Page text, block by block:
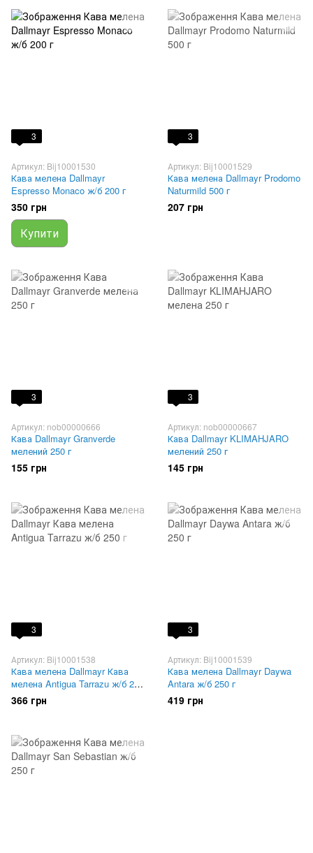
3
Артикул: Bij10001530
Кава мелена Dallmayr
Espresso Monaco ж/б 200 г
350 грн
Купити
3
Артикул: Bij10001529
Кава мелена Dallmayr Prodomo
Naturmild 500 г
207 грн
3
Артикул: nob00000666
Кава Dallmayr Granverde
мелений 250 г
155 грн
3
Артикул: nob00000667
Кава Dallmayr KLIMAHJARO
мелений 250 г
145 грн
3
Артикул: Bij10001538
Кава мелена Dallmayr Кава
мелена Antigua Tarrazu ж/б 250
г
366 грн
3
Артикул: Bij10001539
Кава мелена Dallmayr Daywa
Antara ж/б 250 г
419 грн